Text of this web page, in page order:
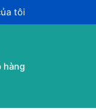
tôi
hàng